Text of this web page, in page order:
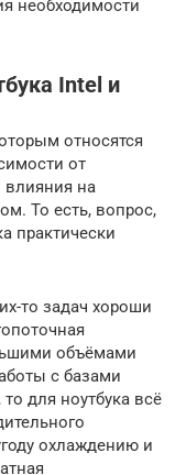
необходимости
Intel и
относятся
от
влияния на
То есть, вопрос,
практически
то задач хороши
объёмами
с базами
для ноутбука всё
охлаждению и